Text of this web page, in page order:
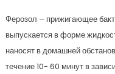
Ферозол – прижигающее
выпускается в форме
наносят в домашней
течение 10- 60 минут в